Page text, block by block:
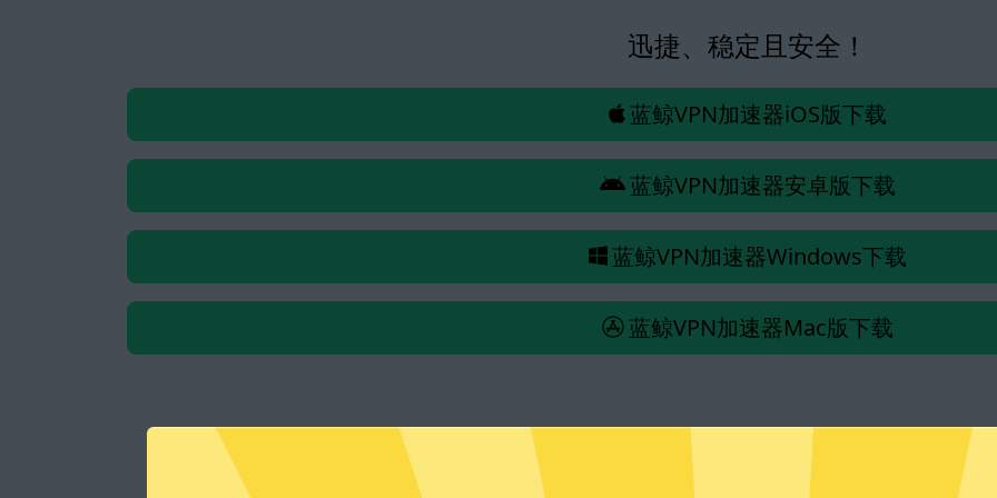
迅捷、稳定且安全！
蓝鲸VPN加速器iOS版下载
蓝鲸VPN加速器安卓版下载
蓝鲸VPN加速器Windows下载
蓝鲸VPN加速器Mac版下载